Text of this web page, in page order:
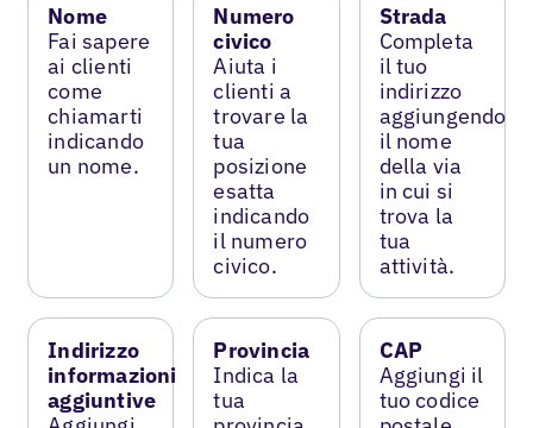
Nome
Fai sapere
ai clienti
come
chiamarti
indicando
un nome.
Numero
civico
Aiuta i
clienti a
trovare la
tua
posizione
esatta
indicando
il numero
civico.
Strada
Completa
il tuo
indirizzo
aggiungendo
il nome
della via
in cui si
trova la
tua
attività.
Indirizzo
informazioni
aggiuntive
Provincia
Indica la
tua
CAP
Aggiungi il
tuo codice